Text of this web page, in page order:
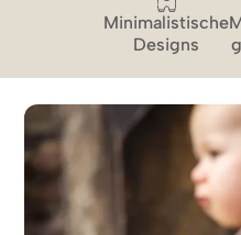
Minimalistische
Designs